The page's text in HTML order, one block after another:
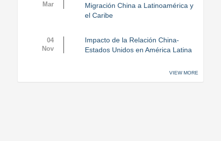
Mar
Migración China a Latinoamérica y
el Caribe
04
Nov
Impacto de la Relación China-
Estados Unidos en América Latina
VIEW MORE